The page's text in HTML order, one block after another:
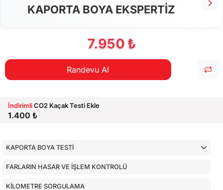
KAPORTA BOYA EKSPERTİZ
7.950 ₺
Randevu Al
İndirimliCO2 Kaçak Testi Ekle
1.400 ₺
KAPORTA BOYA TESTİ
FARLARIN HASAR VE İŞLEM KONTROLÜ
KİLOMETRE SORGULAMA